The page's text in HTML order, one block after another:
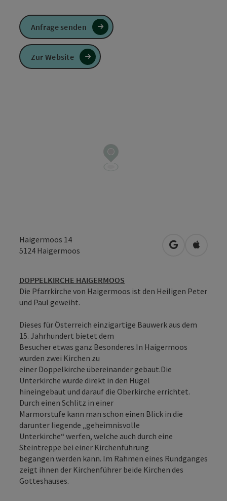
Haigermoos 14
5124 Haigermoos in Google
in
DOPPELKIRCHE HAIGERMOOS
Die Pfarrkirche von Haigermoos ist den Heiligen Peter
und Paul geweiht.
Dieses für Österreich einzigartige Bauwerk aus dem
15. Jahrhundert bietet dem
Besucher etwas ganz Besonderes.In Haigermoos
wurden zwei Kirchen zu
einer Doppelkirche übereinander gebaut.Die
Unterkirche wurde direkt in den Hügel
hineingebaut und darauf die Oberkirche errichtet.
Durch einen Schlitz in einer
Marmorstufe kann man schon einen Blick in die
darunter liegende „geheimnisvolle
Unterkirche“ werfen, welche auch durch eine
Steintreppe bei einer Kirchenführung
begangen werden kann. Im Rahmen eines Rundganges
zeigt ihnen der Kirchenführer beide Kirchen des
Gotteshauses.
Anfrage senden
Zur Website